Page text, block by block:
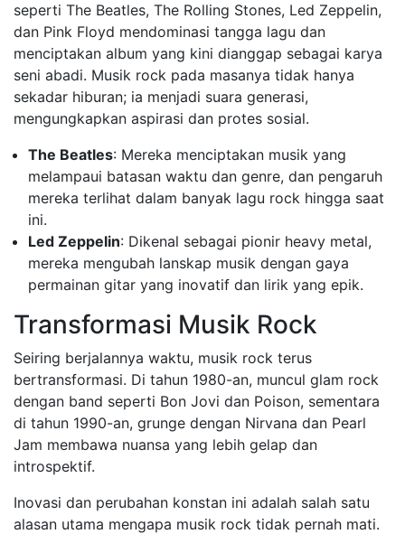
seperti The Beatles, The Rolling Stones, Led Zeppelin,
dan Pink Floyd mendominasi tangga lagu dan
menciptakan album yang kini dianggap sebagai karya
seni abadi. Musik rock pada masanya tidak hanya
sekadar hiburan; ia menjadi suara generasi,
mengungkapkan aspirasi dan protes sosial.
The Beatles: Mereka menciptakan musik yang
melampaui batasan waktu dan genre, dan pengaruh
mereka terlihat dalam banyak lagu rock hingga saat
ini.
Led Zeppelin: Dikenal sebagai pionir heavy metal,
mereka mengubah lanskap musik dengan gaya
permainan gitar yang inovatif dan lirik yang epik.
Transformasi Musik Rock
Seiring berjalannya waktu, musik rock terus
bertransformasi. Di tahun 1980-an, muncul glam rock
dengan band seperti Bon Jovi dan Poison, sementara
di tahun 1990-an, grunge dengan Nirvana dan Pearl
Jam membawa nuansa yang lebih gelap dan
introspektif.
Inovasi dan perubahan konstan ini adalah salah satu
alasan utama mengapa musik rock tidak pernah mati.